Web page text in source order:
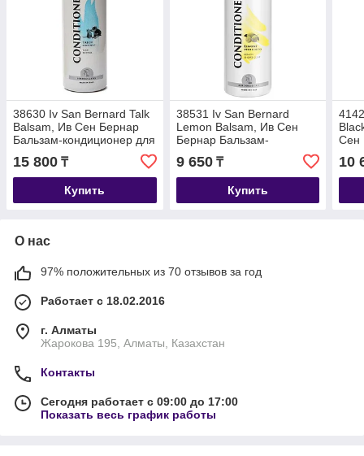
38630 Iv San Bernard Talk
Balsam, Ив Сен Бернар
Бальзам-кондиционер для
щенков и котят, 1 л.
15 800 ₸
Купить
38531 Iv San Bernard
Lemon Balsam, Ив Сен
Бернар Бальзам-
кондиционер лимон для
короткой шерсти, 500мл.
9 650₸
Купить
Сен
10
О нас
97% положительных из 70 отзывов за год
Работает с 18.02.2016
г. Алматы
Жарокова 195, Алматы, Казахстан
Контакты
Сегодня работает с 09:00 до 17:00
Показать весь график работы